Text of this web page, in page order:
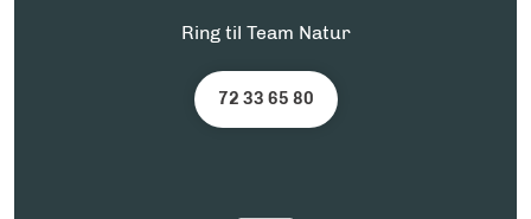
Ring til Team Natur
72 33 65 80